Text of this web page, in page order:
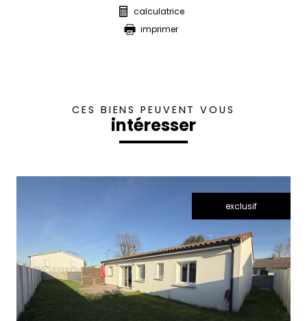
calculatrice
imprimer
CES BIENS PEUVENT VOUS
intéresser
exclusif
voir le bien